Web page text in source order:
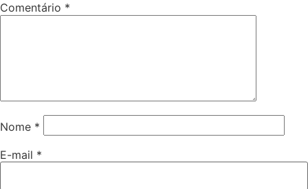
Comentário *
Nome *
E-mail *